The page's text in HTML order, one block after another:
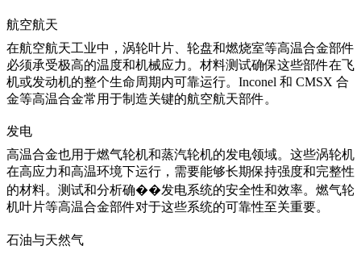
航空航天
在航空航天工业中，涡轮叶片、轮盘和燃烧室等高温合金部件
必须承受极高的温度和机械应力。材料测试确保这些部件在飞
机或发动机的整个生命周期内可靠运行。Inconel 和 CMSX 合
金等高温合金常用于制造关键的航空航天部件。
发电
高温合金也用于燃气轮机和蒸汽轮机的发电领域。这些涡轮机
在高应力和高温环境下运行，需要能够长期保持强度和完整性
的材料。测试和分析确��发电系统的安全性和效率。 燃气轮
机叶片等高温合金部件对于这些系统的可靠性至关重要。
石油与天然气